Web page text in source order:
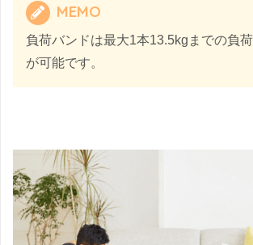
MEMO
負荷バンドは最大1本13.5kgまでの負
が可能です。